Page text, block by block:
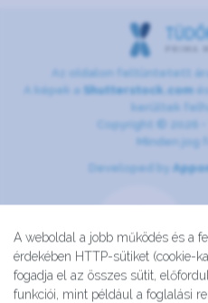
A weboldal a jobb működés és a
érdekében HTTP-sütiket (cookie-
fogadja el az összes sütit,
funkciói, mint például a foglalási
Az oldalon feltüntetett
A képek a Shutterstock.com
kerültek
Copyright © 2026 •
Minden jog
Developed by